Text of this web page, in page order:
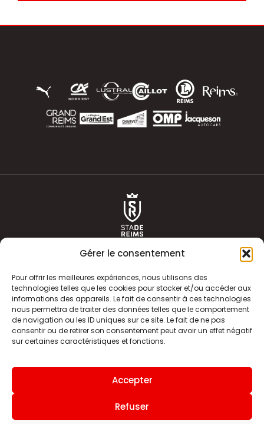
Gérer le consentement
Pour offrir les meilleures expériences, nous utilisons des
technologies telles que les cookies pour stocker et/ou accéder aux
informations des appareils. Le fait de consentir à ces technologies
nous permettra de traiter des données telles que le comportement
de navigation ou les ID uniques sur ce site. Le fait de ne pas
consentir ou de retirer son consentement peut avoir un effet négatif
sur certaines caractéristiques et fonctions.
Accepter
Refuser
ACTUALITÉS
CLUB
BOUTIQUE
HISTOIRE
ÉQUIPE PREMIERE
INFOS ET CONTACT